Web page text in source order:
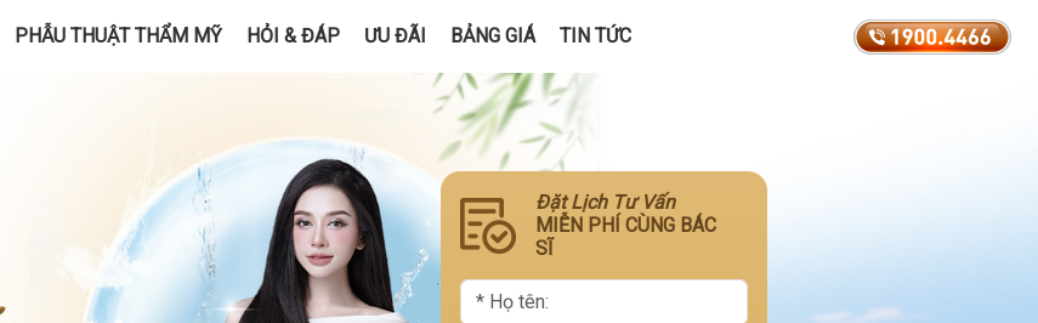
PHẪU THUẬT THẨM MỸ HỎI & ĐÁP ƯU ĐÃI BẢNG GIÁ TIN TỨC
Đặt Lịch Tư Vấn
MIỄN PHÍ CÙNG BÁC
SĨ